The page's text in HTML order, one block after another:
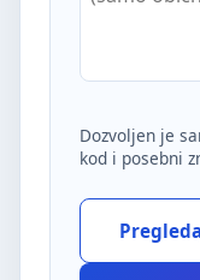
Dozvoljen je
kod i posebni